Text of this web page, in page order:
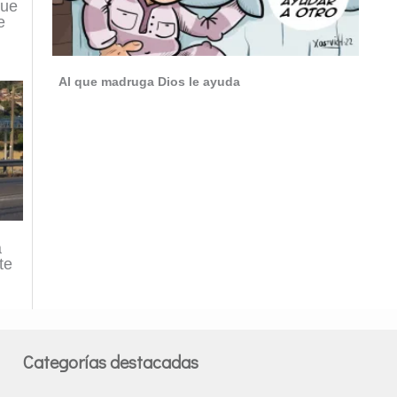
Al que madruga Dios le ayuda
Categorías destacadas